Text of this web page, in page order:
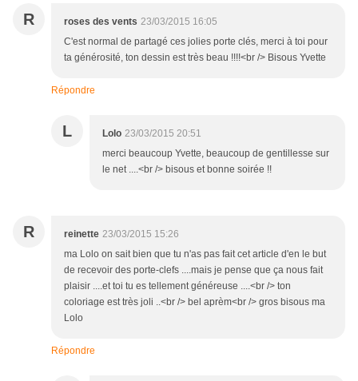
R roses des vents 23/03/2015 16:05
C'est normal de partagé ces jolies porte clés, merci à toi pour
ta générosité, ton dessin est très beau !!!!<br /> Bisous Yvette
Répondre
L Lolo 23/03/2015 20:51
merci beaucoup Yvette, beaucoup de gentillesse sur
le net ....<br /> bisous et bonne soirée !!
R reinette 23/03/2015 15:26
ma Lolo on sait bien que tu n'as pas fait cet article d'en le but
de recevoir des porte-clefs ....mais je pense que ça nous fait
plaisir ....et toi tu es tellement généreuse ....<br /> ton
coloriage est très joli ..<br /> bel aprèm<br /> gros bisous ma
Lolo
Répondre